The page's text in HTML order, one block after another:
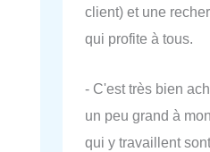
client) et une
qui profite à tous.
- C'est très bien
un peu grand à
qui y travaillent